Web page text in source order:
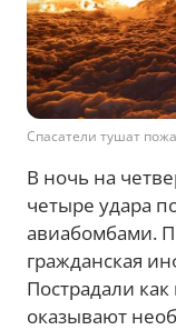
Спасатели тушат
В ночь на
четыре удара
авиабомбами.
гражданская
Пострадали
оказывают